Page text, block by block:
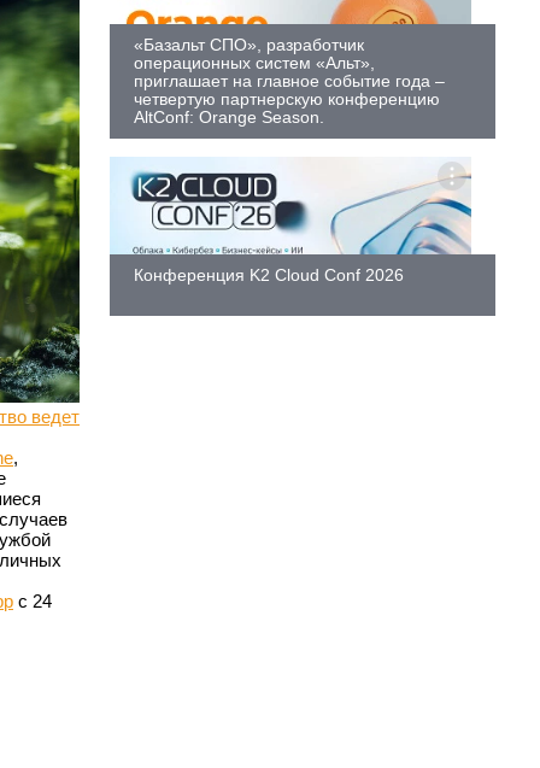
ведет
,
с 24
«Базальт СПО», разработчик
операционных систем «Альт»,
приглашает на главное событие года –
четвертую партнерскую конференцию
AltConf: Orange Season.
Конференция K2 Cloud Conf 2026